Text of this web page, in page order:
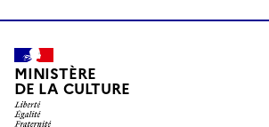
MINISTÈRE
DE LA CULTURE